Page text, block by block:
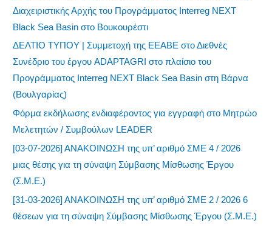
Διαχειριστικής Αρχής του Προγράμματος Interreg NEXT
Black Sea Basin στο Βουκουρέστι
ΔΕΛΤΙΟ ΤΥΠΟΥ | Συμμετοχή της ΕΕΑΒΕ στο Διεθνές
Συνέδριο του έργου ADAPTAGRI στο πλαίσιο του
Προγράμματος Interreg NEXT Black Sea Basin στη Βάρνα
(Βουλγαρίας)
Φόρμα εκδήλωσης ενδιαφέροντος για εγγραφή στο Μητρώο
Μελετητών / Συμβούλων LEADER
[03-07-2026] ΑΝΑΚΟΙΝΩΣΗ της υπ’ αριθμό ΣΜΕ 4 / 2026
μιας θέσης για τη σύναψη Σύμβασης Μίσθωσης Έργου
(Σ.Μ.Ε.)
[31-03-2026] ΑΝΑΚΟΙΝΩΣΗ της υπ’ αριθμό ΣΜΕ 2 / 2026 6
θέσεων για τη σύναψη Σύμβασης Μίσθωσης Έργου (Σ.Μ.Ε.)